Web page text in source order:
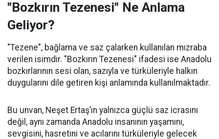
"Bozkırın Tezenesi" Ne Anlama
Geliyor?
"Tezene", bağlama ve saz çalarken kullanılan mızraba
verilen isimdir. "Bozkırın Tezenesi" ifadesi ise Anadolu
bozkırlarının sesi olan, sazıyla ve türküleriyle halkın
duygularını dile getiren kişi anlamında kullanılmaktadır.
Bu unvan, Neşet Ertaş’ın yalnızca güçlü saz icrasını
değil, aynı zamanda Anadolu insanının yaşamını,
sevgisini, hasretini ve acılarını türküleriyle gelecek